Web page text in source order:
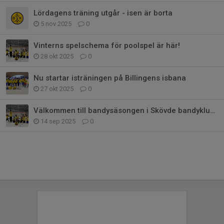
Lördagens träning utgår - isen är borta
5 nov 2025 0
Vinterns spelschema för poolspel är här!
28 okt 2025 0
Nu startar isträningen på Billingens isbana
27 okt 2025 0
Välkommen till bandysäsongen i Skövde bandyklubb – P7/P8/P9
14 sep 2025 0